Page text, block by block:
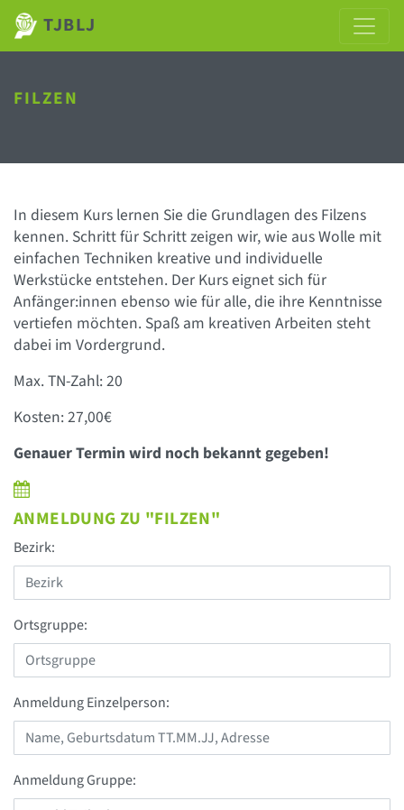
TJBLJ
FILZEN
In diesem Kurs lernen Sie die Grundlagen des Filzens
kennen. Schritt für Schritt zeigen wir, wie aus Wolle mit
einfachen Techniken kreative und individuelle
Werkstücke entstehen. Der Kurs eignet sich für
Anfänger:innen ebenso wie für alle, die ihre Kenntnisse
vertiefen möchten. Spaß am kreativen Arbeiten steht
dabei im Vordergrund.
Max. TN-Zahl: 20
Kosten: 27,00€
Genauer Termin wird noch bekannt gegeben!
ANMELDUNG ZU "FILZEN"
Bezirk:
Ortsgruppe:
Anmeldung Einzelperson:
Anmeldung Gruppe: